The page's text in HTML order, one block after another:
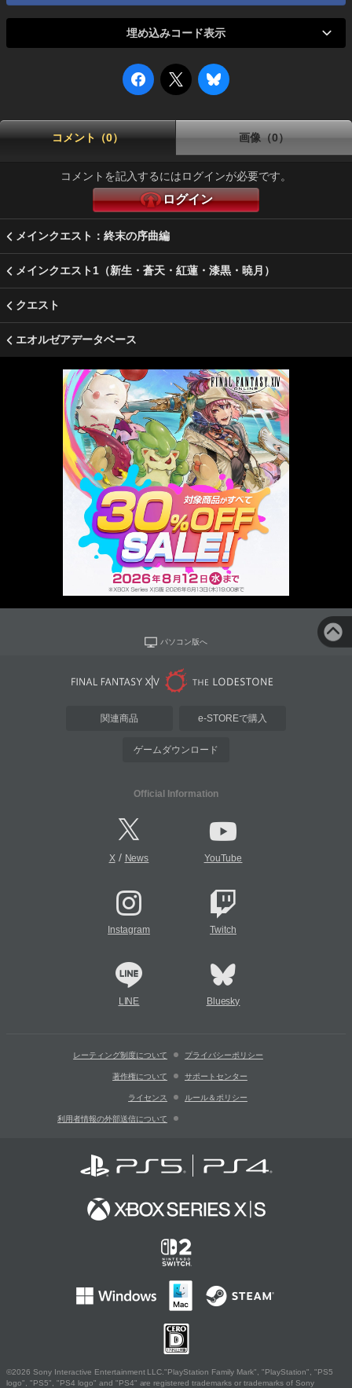
埋め込みコード表示
コメント（0） 画像（0）
コメントを記入するにはログインが必要です。
ログイン
メインクエスト：終末の序曲編
メインクエスト1（新生・蒼天・紅蓮・漆黒・暁月）
クエスト
エオルゼアデータベース
パソコン版へ
関連商品 e-STOREで購入
ゲームダウンロード
Official Information
X/ News YouTube
Instagram Twitch
LINE Bluesky
レーティング制度について プライバシーポリシー
著作権について サポートセンター
ライセンス ルール＆ポリシー
利用者情報の外部送信について
©2026 Sony Interactive Entertainment LLC."PlayStation Family Mark", "PlayStation", "PS5
logo", "PS5", "PS4 logo" and "PS4" are registered trademarks or trademarks of Sony